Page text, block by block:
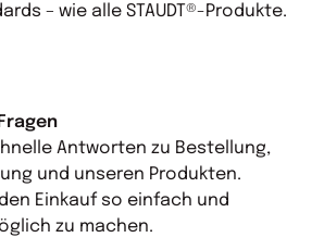
– wie alle STAUDT®-Produkte.
Antworten zu Bestellung,
und unseren Produkten.
Einkauf so einfach und
zu machen.